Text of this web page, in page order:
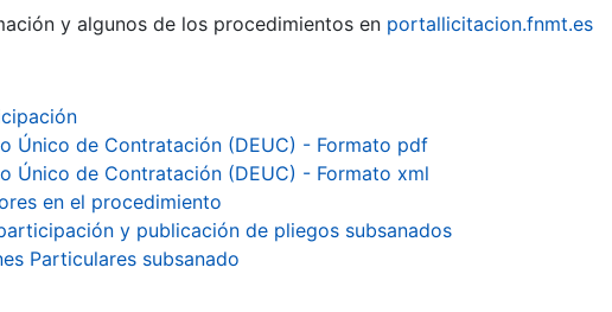
y algunos de los procedimientos en portallicitacion.fnmt.es
Único de Contratación (DEUC) - Formato pdf
Único de Contratación (DEUC) - Formato xml
en el procedimiento
y publicación de pliegos subsanados
Particulares subsanado